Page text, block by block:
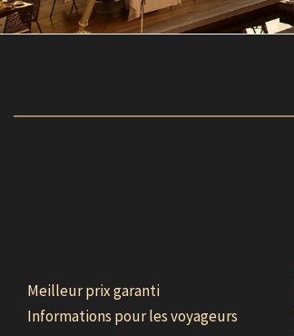
Meilleur prix garanti
Informations pour les voyageurs